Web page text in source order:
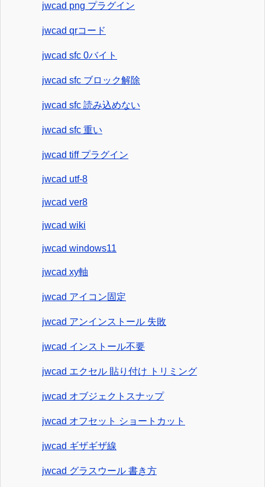
jwcad png プラグイン
jwcad qrコード
jwcad sfc 0バイト
jwcad sfc ブロック解除
jwcad sfc 読み込めない
jwcad sfc 重い
jwcad tiff プラグイン
jwcad utf-8
jwcad ver8
jwcad wiki
jwcad windows11
jwcad xy軸
jwcad アイコン固定
jwcad アンインストール 失敗
jwcad インストール不要
jwcad エクセル 貼り付け トリミング
jwcad オブジェクトスナップ
jwcad オフセット ショートカット
jwcad ギザギザ線
jwcad グラスウール 書き方